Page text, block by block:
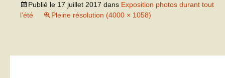
Publié le 17 juillet 2017 dans Exposition photos durant tout
l’été
Pleine résolution (4000 × 1058)